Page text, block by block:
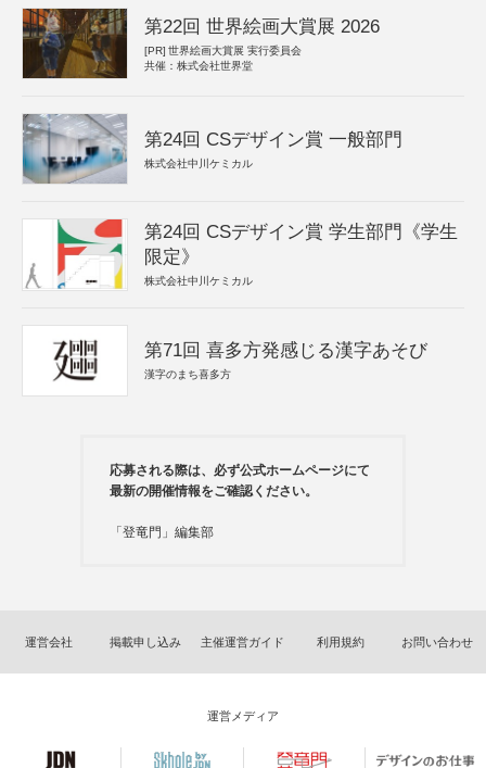
第22回 世界絵画大賞展 2026
[PR] 世界絵画大賞展 実行委員会
共催：株式会社世界堂
第24回 CSデザイン賞 一般部門
株式会社中川ケミカル
第24回 CSデザイン賞 学生部門《学生
限定》
株式会社中川ケミカル
第71回 喜多方発感じる漢字あそび
漢字のまち喜多方
応募される際は、必ず公式ホームページにて
最新の開催情報をご確認ください。
「登竜門」編集部
運営会社 掲載申し込み 主催運営ガイド 利用規約 お問い合わせ
運営メディア